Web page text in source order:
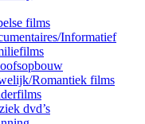
films
Informatief
Romantiek films
dvd’s